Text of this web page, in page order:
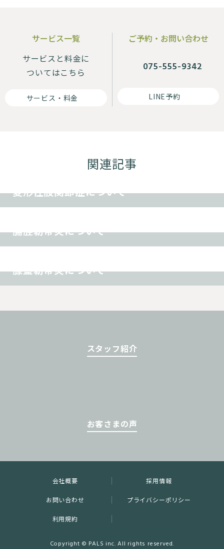
サービス一覧
サービスと料金に
ついてはこちら
サービス・料金
ご予約・お問い合わせ
075-555-9342
LINE予約
関連記事
変形性股関節症について
腸脛靭帯炎について
膝蓋靭帯炎について
スタッフ紹介
お客さまの声
会社概要 採用情報
お問い合わせ プライバシーポリシー
利用規約
Copyright © PALS inc. All rights reserved.